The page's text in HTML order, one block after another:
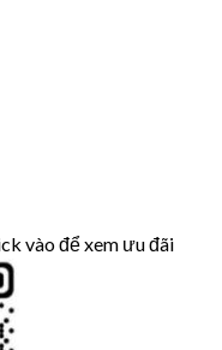
vào để xem ưu đãi